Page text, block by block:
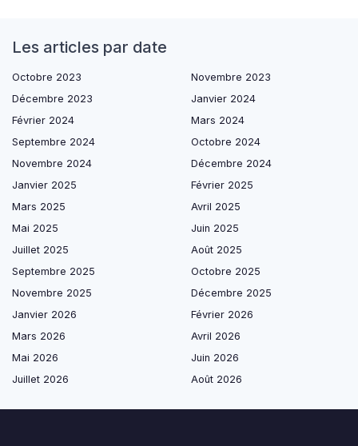
Les articles par date
Octobre 2023
Novembre 2023
Décembre 2023
Janvier 2024
Février 2024
Mars 2024
Septembre 2024
Octobre 2024
Novembre 2024
Décembre 2024
Janvier 2025
Février 2025
Mars 2025
Avril 2025
Mai 2025
Juin 2025
Juillet 2025
Août 2025
Septembre 2025
Octobre 2025
Novembre 2025
Décembre 2025
Janvier 2026
Février 2026
Mars 2026
Avril 2026
Mai 2026
Juin 2026
Juillet 2026
Août 2026